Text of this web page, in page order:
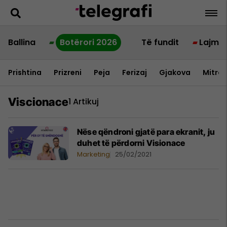
Ballina Botërori 2026 Të fundit Lajme
Prishtina Prizreni Peja Ferizaj Gjakova
Viscionace1 Artikuj
Nëse qëndroni gjatë para ekranit, ju
duhet të përdorni Visionace
Marketing 25/02/2021